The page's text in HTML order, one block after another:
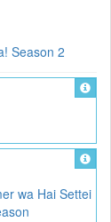
Season 2
wa Hai Settei